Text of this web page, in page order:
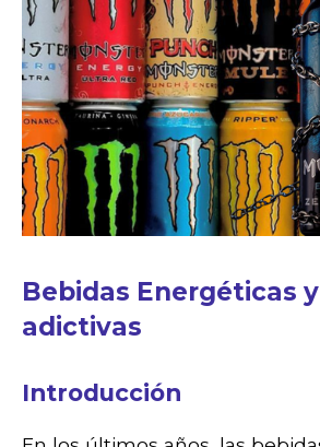
Bebidas Energéticas
adictivas
Introducción